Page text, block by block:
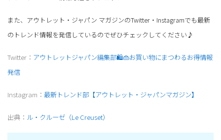
また、アウトレット・ジャパン マガジンのTwitter・Instagramでも最新
のトレンド情報を発信しているのでぜひチェックしてください♪
Twitter： アウトレットジャパン編集部🛍👜お買い物にまつわるお得情報
発信
Instagram： 最新トレンド部【アウトレット・ジャパンマガジン】
出典： ル・クルーゼ（Le Creuset）